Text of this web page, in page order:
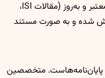
محتواها با استناد به منابع علمی معتبر و به‌روز (مقالات ISI،
شده و به صورت مستند
پایان‌نامه‌هاست. متخصصین